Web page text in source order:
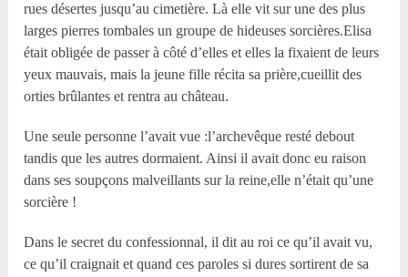
rues désertes jusqu’au cimetière. Là elle vit sur une des plus
larges pierres tombales un groupe de hideuses sorcières.Elisa
était obligée de passer à côté d’elles et elles la fixaient de leurs
yeux mauvais, mais la jeune fille récita sa prière,cueillit des
orties brûlantes et rentra au château.
Une seule personne l’avait vue :l’archevêque resté debout
tandis que les autres dormaient. Ainsi il avait donc eu raison
dans ses soupçons malveillants sur la reine,elle n’était qu’une
sorcière !
Dans le secret du confessionnal, il dit au roi ce qu’il avait vu,
ce qu’il craignait et quand ces paroles si dures sortirent de sa